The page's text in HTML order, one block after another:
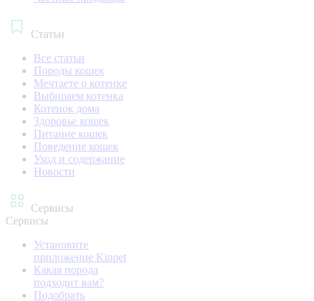
Статьи
Все статьи
Породы кошек
Мечтаете о котенке
Выбираем котенка
Котенок дома
Здоровье кошек
Питание кошек
Поведение кошек
Уход и содержание
Новости
Сервисы
Сервисы
Установите
приложение Kinpet
Какая порода
подходит вам?
Подобрать